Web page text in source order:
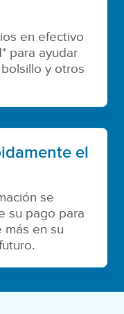
en efectivo
para ayudar
y otros
el
se
su pago para
más en su